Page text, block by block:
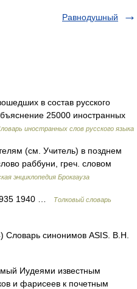
Равнодушный
в состав русского
25000 иностранных
иностранных слов русского языка
(см. Учитель) в позднем
раббуни, греч. словом
энциклопедия Брокгауза
1940 …
Толковый словарь
Словарь синонимов ASIS. В.Н.
Иудеями известным
и фарисеев к почетным